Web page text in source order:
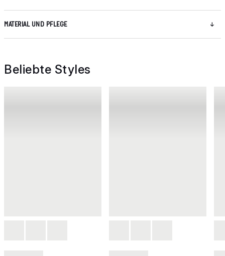
MATERIAL UND PFLEGE
Beliebte Styles